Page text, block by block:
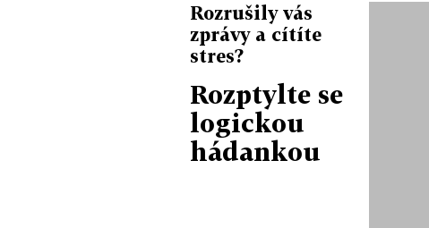
Rozrušily vás
zprávy a cítíte
stres?
Rozptylte se
logickou
hádankou